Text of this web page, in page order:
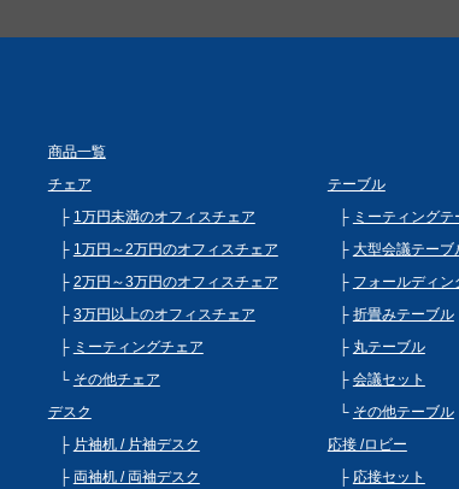
商品一覧
チェア
1万円未満のオフィスチェア
1万円～2万円のオフィスチェア
2万円～3万円のオフィスチェア
3万円以上のオフィスチェア
ミーティングチェア
その他チェア
デスク
片袖机 / 片袖デスク
両袖机 / 両袖デスク
テーブル
ミーティングテ
大型会議テーブ
フォールディン
折畳みテーブル
丸テーブル
会議セット
その他テーブル
応接 /ロビー
応接セット